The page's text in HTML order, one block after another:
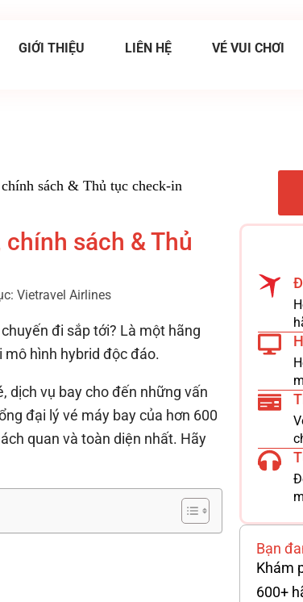
GIỚI THIỆU LIÊN HỆ VÉ VUI CHƠI
sách & Thủ tục check-in
sách & Thủ
Vietravel Airlines
đi sắp tới? Là một hãng
mô hình hybrid độc đáo.
dịch vụ bay cho đến những vấn
đại lý vé máy bay của hơn 600
quan và toàn diện nhất. Hãy
Bạn
Khám
600+